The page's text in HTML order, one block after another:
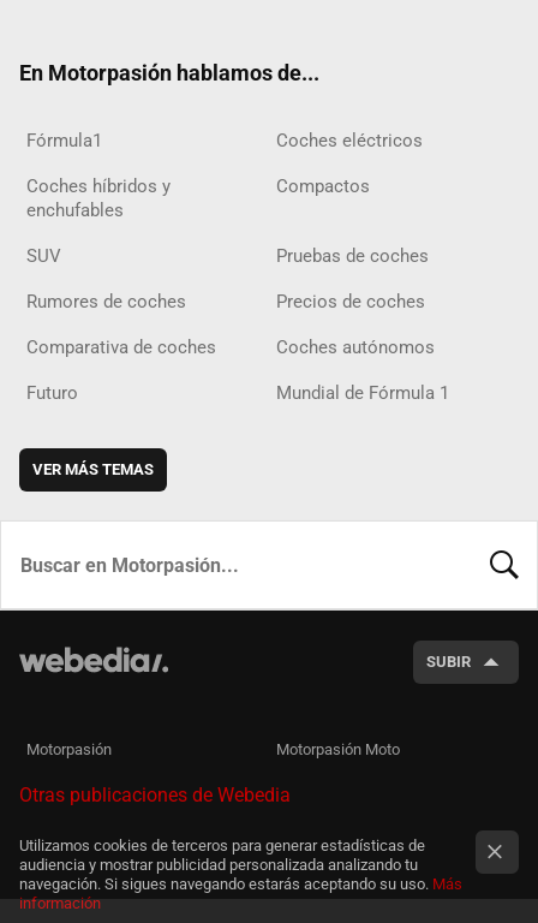
En Motorpasión hablamos de...
Fórmula1 Coches eléctricos
Coches híbridos y
enchufables
Compactos
SUV Pruebas de coches
Rumores de coches Precios de coches
Comparativa de coches Coches autónomos
Futuro Mundial de Fórmula 1
VER MÁS TEMAS
SUBIR
Motorpasión Motorpasión Moto
Otras publicaciones de Webedia
Utilizamos cookies de terceros para generar estadísticas de
audiencia y mostrar publicidad personalizada analizando tu
navegación. Si sigues navegando estarás aceptando su uso. Más
información